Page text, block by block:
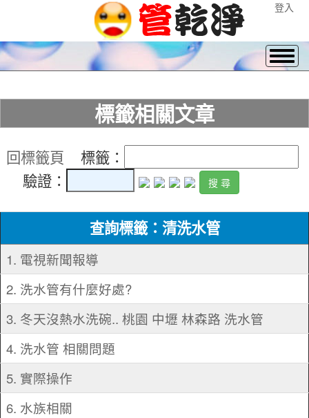
登入
標籤相關文章
回標籤頁 標籤：
驗證：
查詢標籤：清洗水管
1. 電視新聞報導
2. 洗水管有什麼好處?
3. 冬天沒熱水洗碗.. 桃園 中壢 林森路 洗水管
4. 洗水管 相關問題
5. 實際操作
6. 水族相關